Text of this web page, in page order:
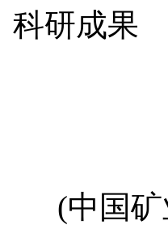
科研成果
(中国